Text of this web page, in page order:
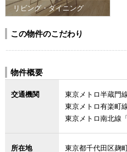
リビング・ダイニング
この物件のこだわり
物件概要
交通機関
東京メトロ半蔵門
東京メトロ有楽町
東京メトロ南北線
所在地 東京都千代田区麹